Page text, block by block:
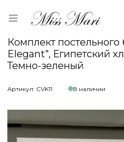
Комплект постельного
Elegant", Египетский
Темно-зеленый
Артикул: CVK11 В наличии